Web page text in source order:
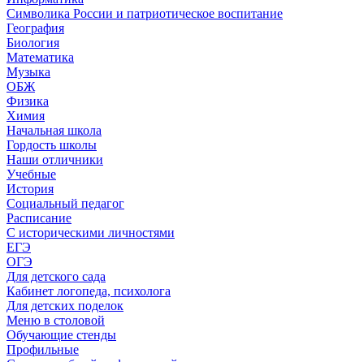
Символика России и патриотическое воспитание
География
Биология
Математика
Музыка
ОБЖ
Физика
Химия
Начальная школа
Гордость школы
Наши отличники
Учебные
История
Социальный педагог
Расписание
С историческими личностями
ЕГЭ
ОГЭ
Для детского сада
Кабинет логопеда, психолога
Для детских поделок
Меню в столовой
Обучающие стенды
Профильные